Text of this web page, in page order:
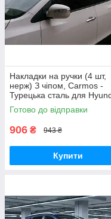
Накладки на ручки (4 шт,
нерж) З чіпом, Carmos -
Турецька сталь для
IX-35 2010-2015 рр
Готово до відправки
906 ₴ 943 ₴
Купити